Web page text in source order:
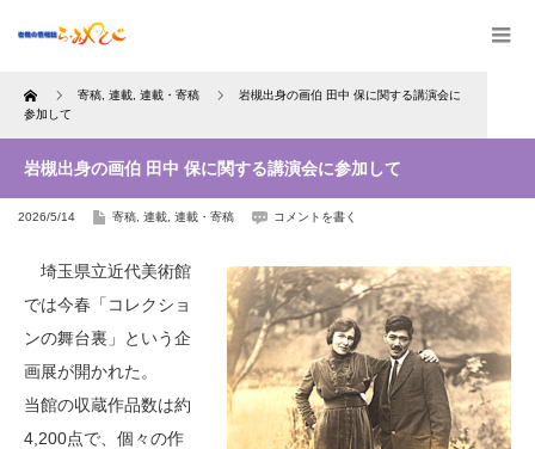
Home 寄稿 連載 連載・寄稿
岩槻出身の画伯 田中 保に関する講演会に
参加して
岩槻出身の画伯 田中 保に関する講演会に参加して
2026/5/14 寄稿 連載 連載・寄稿 コメントを書く
埼玉県立近代美術館
では今春「コレクショ
ンの舞台裏」という企
画展が開かれた。
当館の収蔵作品数は約
4,200点で、個々の作